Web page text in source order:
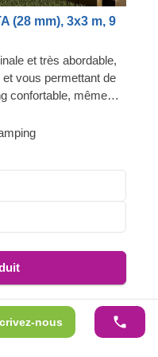
nous
(28 mm), 3x3 m, 9
et très abordable,
vous permettant de
confortable, même
l'espace intérieur
d'amis confortable,
De plus, ces
chambre d'hôte